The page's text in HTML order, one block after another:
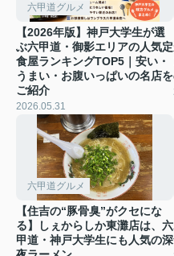
六甲道グルメ
【2026年版】神戸大学生が選
ぶ六甲道・御影エリアの人気定
食屋ランキングTOP5｜安い・
うまい・お腹いっぱいの名店を
ご紹介
2026.05.31
六甲道グルメ
【住吉の“豚骨臭”がクセにな
る】しぇからしか東灘店は、六
甲道・神戸大学生にも人気の深